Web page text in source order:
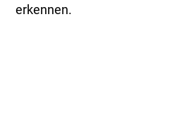
erkennen.